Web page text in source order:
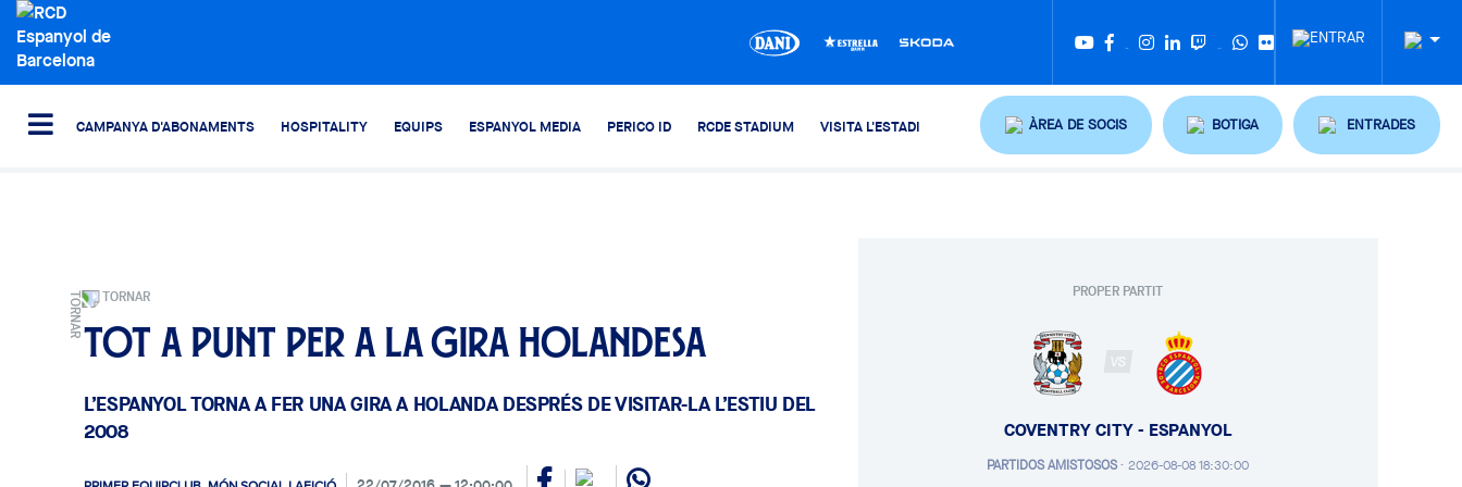
CAMPANYA D'ABONAMENTS HOSPITALITY EQUIPS ESPANYOL MEDIA PERICO ID RCDE STADIUM VISITA L'ESTADI ÀREA DE SOCIS BOTIGA ENTRADES
TORNAR
Tot a punt per a la gira holandesa
L’ESPANYOL TORNA A FER UNA GIRA A HOLANDA DESPRÉS DE VISITAR-LA L’ESTIU DEL
2008
PROPER PARTIT
VS
COVENTRY CITY - ESPANYOL
PARTIDOS AMISTOSOS· 2026-08-08 18:30:00